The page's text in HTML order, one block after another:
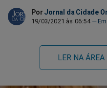
Por Jornal da Cidade
19/03/2021 às 06:54
LER NA